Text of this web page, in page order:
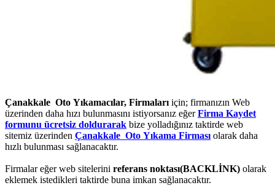
Çanakkale Oto Yıkamacılar, Firmalarıiçin; firmanızın Web
üzerinden daha hızı bulunmasını istiyorsanız eğerFirma Kaydet
formunu ücretsiz doldurarak bize yolladığınız taktirde web
sitemiz üzerinden Çanakkale Oto Yıkama Firmasıolarak daha
hızlı bulunması sağlanacaktır.
Firmalar eğer web sitelerini referans noktası(BACKLİNK) olarak
eklemek istedikleri taktirde buna imkan sağlanacaktır.